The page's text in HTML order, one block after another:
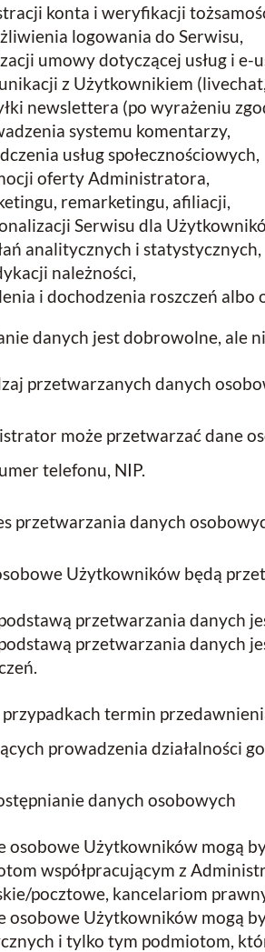
konta i weryfikacji
logowania do Serwisu,
umowy dotyczącej usług i e-
z Użytkownikiem
newslettera (po wyrażeniu
systemu komentarzy,
usług społecznościowych,
oferty Administratora,
remarketingu, afiliacji,
Serwisu dla
analitycznych i statystycznych,
należności,
i dochodzenia roszczeń albo
danych jest dobrowolne, ale
przetwarzanych danych
może przetwarzać dane
telefonu, NIP.
przetwarzania danych
Użytkowników będą
przetwarzania danych
przetwarzania danych
termin
prowadzenia działalności
danych osobowych
osobowe Użytkowników mogą
współpracującym z
pocztowe, kancelariom
osobowe Użytkowników mogą
i tylko tym podmiotom,